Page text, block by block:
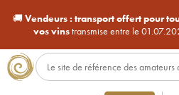
🚚Vendeurs : transport offert pour
vos vinstransmise entre le